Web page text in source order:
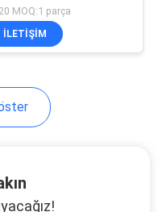
21
MOQ:1 parça
İLETIŞIM